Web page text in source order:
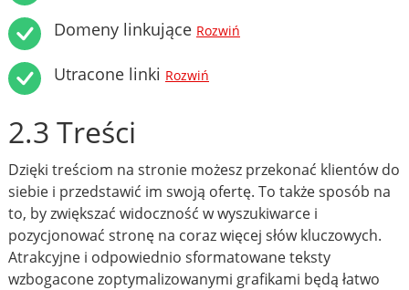
Domeny linkujące Rozwiń
Utracone linki Rozwiń
2.3 Treści
Dzięki treściom na stronie możesz przekonać klientów do
siebie i przedstawić im swoją ofertę. To także sposób na
to, by zwiększać widoczność w wyszukiwarce i
pozycjonować stronę na coraz więcej słów kluczowych.
Atrakcyjne i odpowiednio sformatowane teksty
wzbogacone zoptymalizowanymi grafikami będą łatwo